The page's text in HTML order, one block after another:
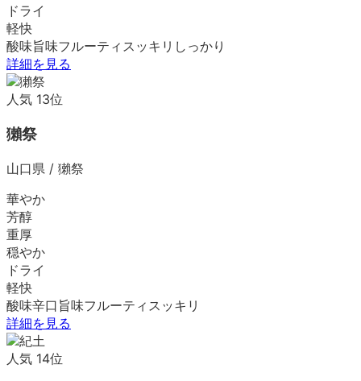
ドライ
軽快
酸味旨味フルーティ スッキリ しっかり
詳細を見る
人気 13位
獺祭
山口県 / 獺祭
華やか
芳醇
重厚
穏やか
ドライ
軽快
酸味辛口 旨味フルーティ スッキリ
詳細を見る
人気 14位